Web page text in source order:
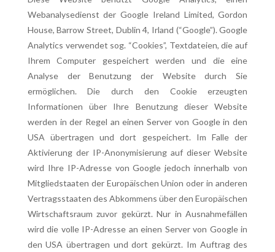
Webanalysedienst der Google Ireland Limited, Gordon
House, Barrow Street, Dublin 4, Irland (“Google”). Google
Analytics verwendet sog. “Cookies”, Textdateien, die auf
Ihrem Computer gespeichert werden und die eine
Analyse der Benutzung der Website durch Sie
ermöglichen. Die durch den Cookie erzeugten
Informationen über Ihre Benutzung dieser Website
werden in der Regel an einen Server von Google in den
USA übertragen und dort gespeichert. Im Falle der
Aktivierung der IP-Anonymisierung auf dieser Website
wird Ihre IP-Adresse von Google jedoch innerhalb von
Mitgliedstaaten der Europäischen Union oder in anderen
Vertragsstaaten des Abkommens über den Europäischen
Wirtschaftsraum zuvor gekürzt. Nur in Ausnahmefällen
wird die volle IP-Adresse an einen Server von Google in
den USA übertragen und dort gekürzt. Im Auftrag des